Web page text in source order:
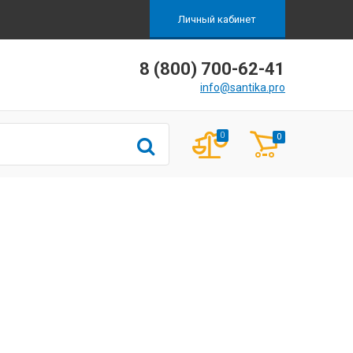
Личный кабинет
8 (800) 700-62-41
info@santika.pro
0 0